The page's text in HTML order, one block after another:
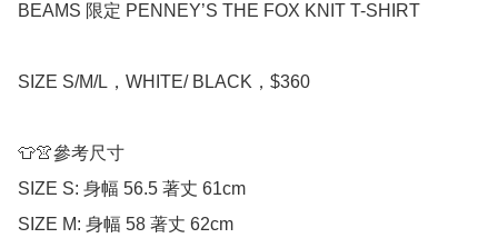
BEAMS 限定 PENNEY’S THE FOX KNIT T-SHIRT
SIZE S/M/L，WHITE/ BLACK，$360
👕👚參考尺寸
SIZE S: 身幅 56.5 著丈 61cm
SIZE M: 身幅 58 著丈 62cm